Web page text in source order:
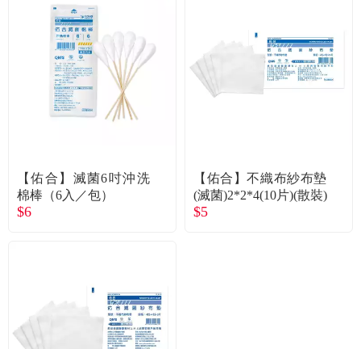
【佑合】滅菌6吋沖洗
棉棒（6入／包）
$6
【佑合】不織布紗布墊
(滅菌)2*2*4(10片)(散裝)
$5